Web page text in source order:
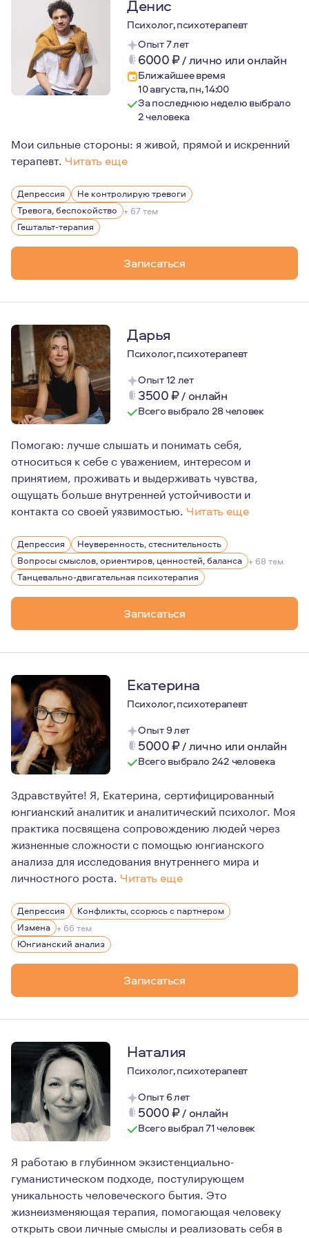
Денис
Психолог, психотерапевт
Опыт 7 лет
6000₽/лично или онлайн
Ближайшее время
10 августа, пн, 14:00
За последнюю неделю выбрало
2 человека
Мои сильные стороны: я живой, прямой и искренний
терапевт. Читать еще
Мне 46. В прошлом я адвокат, предприниматель и
В моем личном опыте — двадцать лет брака, трое
Депрессия
Не контролирую тревоги
Тревога, беспокойство + 67 тем
Гештальт-терапия
Записаться
Дарья
Психолог, психотерапевт
Опыт 12 лет
3500₽/ онлайн
Всего выбрало 28 человек
Помогаю: лучше слышать и понимать себя,
относиться к себе с уважением, интересом и
принятием, проживать и выдерживать чувства,
ощущать больше внутренней устойчивости и
контакта со своей уязвимостью. Читать еще
Первоначально, еще получая высшее
Немного позже и крепко меня потянуло в глубинную
Меня очень интересуют первичные отношения
Депрессия
Неуверенность, стеснительность
Вопросы смыслов, ориентиров, ценностей, баланса + 68 тем
Танцевально-двигательная психотерапия
Записаться
Екатерина
Психолог, психотерапевт
Опыт 9 лет
5000₽/лично или онлайн
Всего выбрало 242 человека
Здравствуйте! Я, Екатерина, сертифицированный
юнгианский аналитик и аналитический психолог. Моя
практика посвящена сопровождению людей через
жизненные сложности с помощью юнгианского
анализа для исследования внутреннего мира и
личностного роста. Читать еще
В работе опираюсь на знания о культуре,
Моя задача как психолога — создать безопасное
В профессии ценю честность: если не могу помочь —
Депрессия
Конфликты, ссорюсь с партнером
Измена + 66 тем
Юнгианский анализ
Записаться
Наталия
Психолог, психотерапевт
Опыт 6 лет
5000₽/ онлайн
Всего выбрал 71 человек
Я работаю в глубинном экзистенциально-
гуманистическом подходе, постулирующем
уникальность человеческого бытия. Это
жизнеизменяющая терапия, помогающая человеку
открыть свои личные смыслы и реализовать себя в